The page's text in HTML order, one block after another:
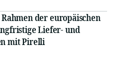
der europäischen
Liefer- und
mit Pirelli